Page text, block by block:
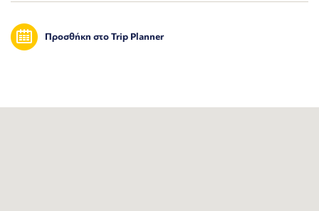
Προσθήκη στο Trip Planner